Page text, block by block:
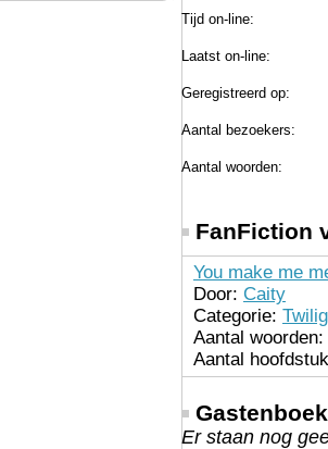
Tijd on-line:
Laatst on-line:
Geregistreerd op:
Aantal bezoekers:
Aantal woorden:
FanFiction
You make me
Door: Caity
Categorie:
Aantal woorden:
Aantal
Er staan nog